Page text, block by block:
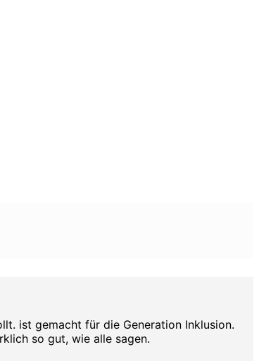
ist gemacht für die Generation Inklusion.
so gut, wie alle sagen.